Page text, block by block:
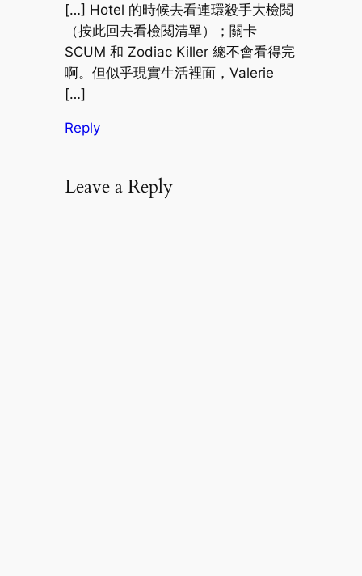
[…] Hotel 的時候去看連環殺手大檢閱
（按此回去看檢閱清單）；關卡
SCUM 和 Zodiac Killer 總不會看得完
啊。但似乎現實生活裡面，Valerie
[…]
Reply
Leave a Reply